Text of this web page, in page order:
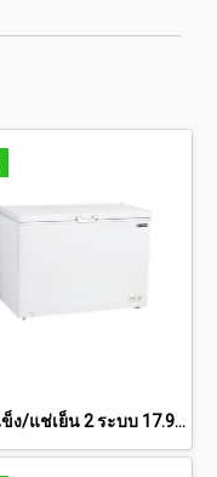
ตู้แช่แข็ง/แช่เย็น 2 ระบบ 17.9 คิว SCF-0615